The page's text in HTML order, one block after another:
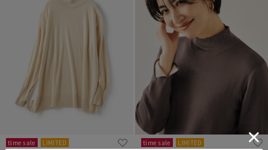
time sale LIMITED time sale LIMITED